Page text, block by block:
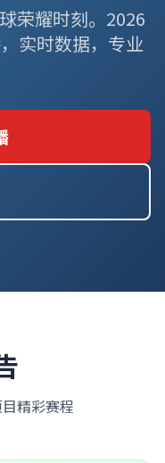
荣耀时刻。2026
实时数据，专业
精彩赛程